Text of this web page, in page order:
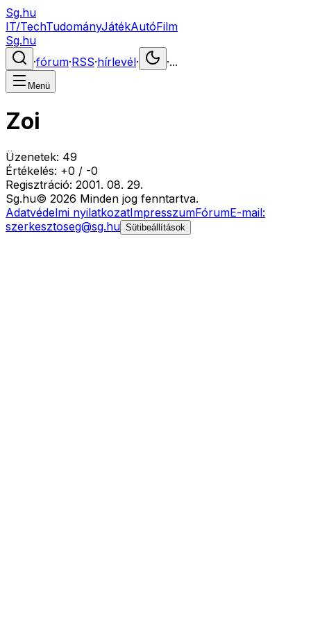
Sg.hu
IT/TechTudományJátékAutóFilm
Sg.hu
·fórum·RSS·hírlevél· ·...
Menü
Zoi
Üzenetek: 49
Értékelés: +0 / -0
Regisztráció: 2001. 08. 29.
Sg.hu© 2026 Minden jog fenntartva.
Adatvédelmi nyilatkozatImpresszumFórumE-mail:
szerkesztoseg@sg.hu Sütibeállítások